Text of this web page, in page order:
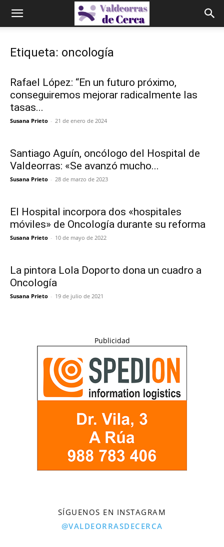
Etiqueta: oncología
Rafael López: “En un futuro próximo,
conseguiremos mejorar radicalmente las
tasas...
Susana Prieto - 21 de enero de 2024
Santiago Aguín, oncólogo del Hospital de
Valdeorras: «Se avanzó mucho...
Susana Prieto - 28 de marzo de 2023
El Hospital incorpora dos «hospitales
móviles» de Oncología durante su reforma
Susana Prieto - 10 de mayo de 2022
La pintora Lola Doporto dona un cuadro a
Oncología
Susana Prieto - 19 de julio de 2021
Publicidad
SÍGUENOS EN INSTAGRAM
@VALDEORRASDECERCA